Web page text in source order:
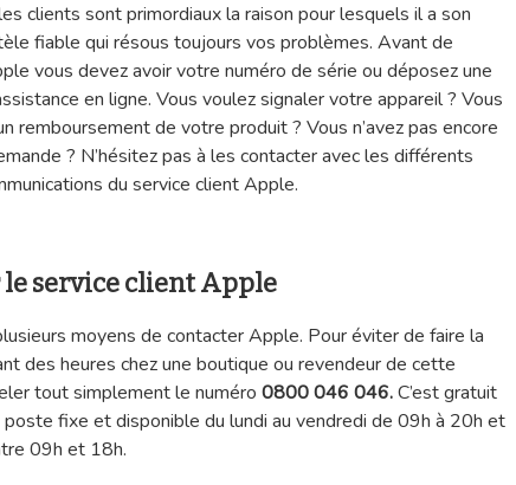
clients sont primordiaux la raison pour lesquels il a son
fiable qui résous toujours vos problèmes. Avant de
vous devez avoir votre numéro de série ou déposez une
en ligne. Vous voulez signaler votre appareil ? Vous
remboursement de votre produit ? Vous n’avez pas encore
? N’hésitez pas à les contacter avec les différents
du service client Apple.
service client Apple
moyens de contacter Apple. Pour éviter de faire la
des heures chez une boutique ou revendeur de cette
tout simplement le numéro 0800 046 046.C’est gratuit
fixe et disponible du lundi au vendredi de 09h à 20h et
09h et 18h.